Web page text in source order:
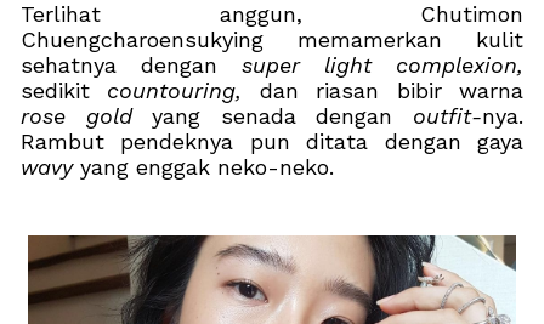
Terlihat anggun, Chutimon
Chuengcharoensukying memamerkan kulit
sehatnya dengan
sedikit countouring,
rose gold yang senada dengan outfit-nya.
wavy yang enggak neko-neko.